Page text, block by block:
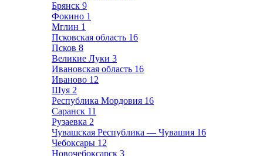
Брянск 9
Фокино 1
Мглин 1
Псковская область 16
Псков 8
Великие Луки 3
Ивановская область 16
Иваново 12
Шуя 2
Республика Мордовия 16
Саранск 11
Рузаевка 2
Чувашская Республика — Чувашия 16
Чебоксары 12
Новочебоксарск 3